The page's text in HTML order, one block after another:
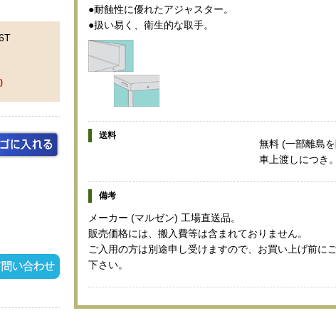
●耐蝕性に優れたアジャスター。
●扱い易く、衛生的な取手。
送料
無料 (一部離島
車上渡しにつき。
備考
メーカー (マルゼン) 工場直送品。
販売価格には、搬入費等は含まれておりません。
ご入用の方は別途申し受けますので、お買い上げ前に
下さい。